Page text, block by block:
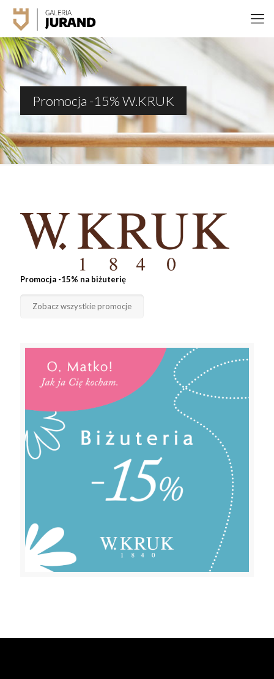
Promocja -15% W.KRUK
Promocja -15% na biżuterię
Zobacz wszystkie promocje